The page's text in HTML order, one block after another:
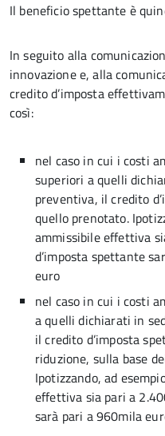
Il beneficio spettante è
In seguito alla
innovazione e, alla
credito d’imposta
così:
nel caso in cui i costi
superiori a quelli
preventiva, il credito
quello prenotato.
ammissibile effettiva
d’imposta spettante
euro
nel caso in cui i costi
a quelli dichiarati in
il credito d’imposta
riduzione, sulla base
Ipotizzando, ad
effettiva sia pari a
sarà pari a 960mila